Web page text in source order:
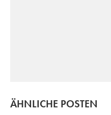
ÄHNLICHE POSTEN